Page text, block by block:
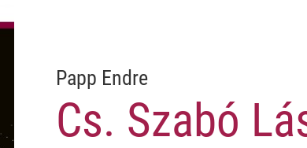
Papp Endre
Cs. Szabó